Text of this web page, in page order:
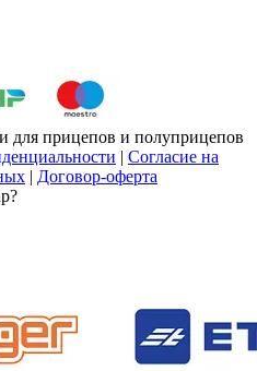
прицепов и полуприцепов
| Согласие на
| Договор-оферта